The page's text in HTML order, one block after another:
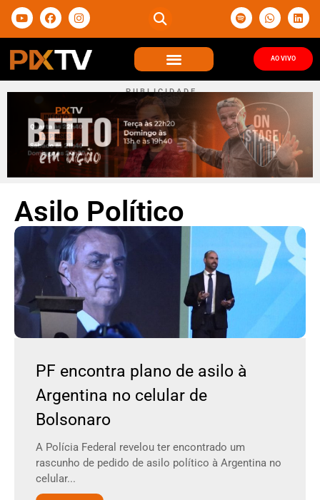
AO VIVO
P U B L I C I D A D E
Asilo Político
PF encontra plano de asilo à
Argentina no celular de
Bolsonaro
A Polícia Federal revelou ter encontrado um
rascunho de pedido de asilo político à Argentina no
celular...